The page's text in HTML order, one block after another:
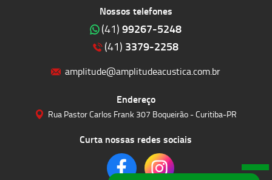
Nossos telefones
(41) 99267-5248
(41) 3379-2258
amplitude@amplitudeacustica.com.br
Endereço
Rua Pastor Carlos Frank 307 Boqueirão - Curitiba-PR
Curta nossas redes sociais